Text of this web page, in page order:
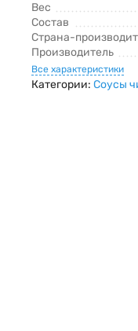
Вес
Состав
Страна-
Производитель
Все характеристики
Категории: Соусы